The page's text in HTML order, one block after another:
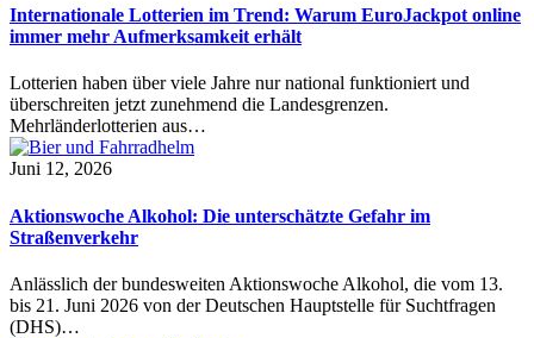
Internationale Lotterien im Trend: Warum EuroJackpot online
immer mehr Aufmerksamkeit erhält
Lotterien haben über viele Jahre nur national funktioniert und
überschreiten jetzt zunehmend die Landesgrenzen.
Mehrländerlotterien aus…
Juni 12, 2026
Aktionswoche Alkohol: Die unterschätzte Gefahr im
Straßenverkehr
Anlässlich der bundesweiten Aktionswoche Alkohol, die vom 13.
bis 21. Juni 2026 von der Deutschen Hauptstelle für Suchtfragen
(DHS)…